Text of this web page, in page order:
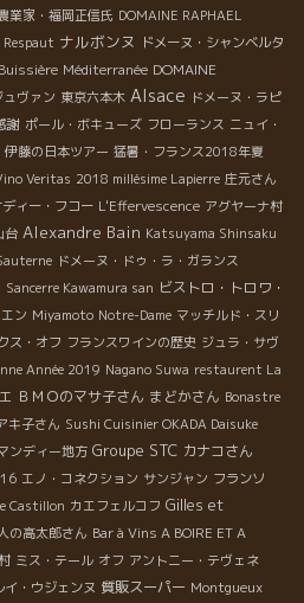
業家・福岡正信氏 DOMAINE RAPHAEL
ナルボンヌ ドメーヌ・シャンベルタ
Méditerranée DOMAINE
ュヴァン 東京六本木 Alsace ドメーヌ・ラピ
謝 ポール・ボキューズ フローランス ニュイ・
伊藤の日本ツアー 猛暑・フランス2018年夏
Veritas 2018 millésime Lapierre 庄元さん
ィー・フコー L'Effervescence アグヤーナ村
台 Alexandre Bain Katsuyama Shinsaku
ドメーヌ・ドゥ・ラ・ガランス
Sancerre Kawamura san ビストロ・トロワ・
ン Miyamoto Notre-Dame マッチルド・スリ
ス・オフ フランスワインの歴史 ジュラ・サヴ
Année 2019 Nagano Suwa restaurent La
ＢＭＯのマサ子さん まどかさん Bonastre
キ子さん Sushi Cuisinier OKADA Daisuke
ンディー地方 Groupe STC カナコさん
エノ・コネクション サンジャン フランソ
Castillon カエフェルコフ Gilles et
の高太郎さん Bar à Vins A BOIRE ET A
ミス・テール オフ アントニー・テヴェネ
イ・ウジェンヌ 質販スーパー Montgueux